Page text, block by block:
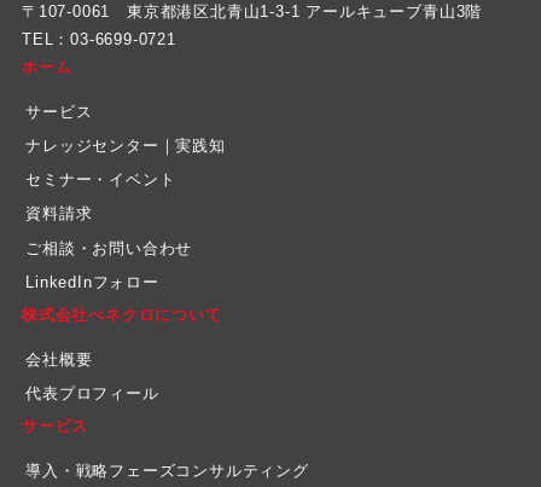
〒107-0061 東京都港区北青山1-3-1 アールキューブ青山3階
TEL：03-6699-0721
ホーム
サービス
ナレッジセンター｜実践知
セミナー・イベント
資料請求
ご相談・お問い合わせ
LinkedInフォロー
株式会社べネクロについて
会社概要
代表プロフィール
サービス
導入・戦略フェーズコンサルティング